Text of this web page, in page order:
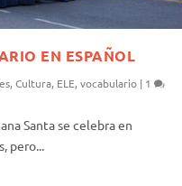
EN ESPAÑOL
, Cultura, ELE, vocabulario | 1
Santa se celebra en
pero...